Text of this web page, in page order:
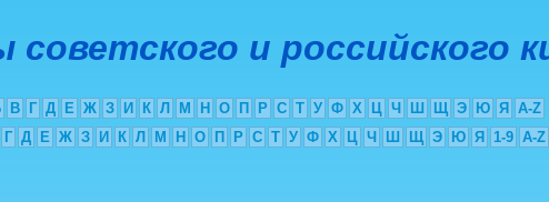
и российского
В Г Д Е Ж З И К Л М Н О П Р С Т У Ф Х Ц Ч Ш Щ Э Ю Я
A-Z
Г Д Е Ж З И К Л М Н О П Р С Т У Ф Х Ц Ч Ш Щ Э Ю Я 1-9 A-Z